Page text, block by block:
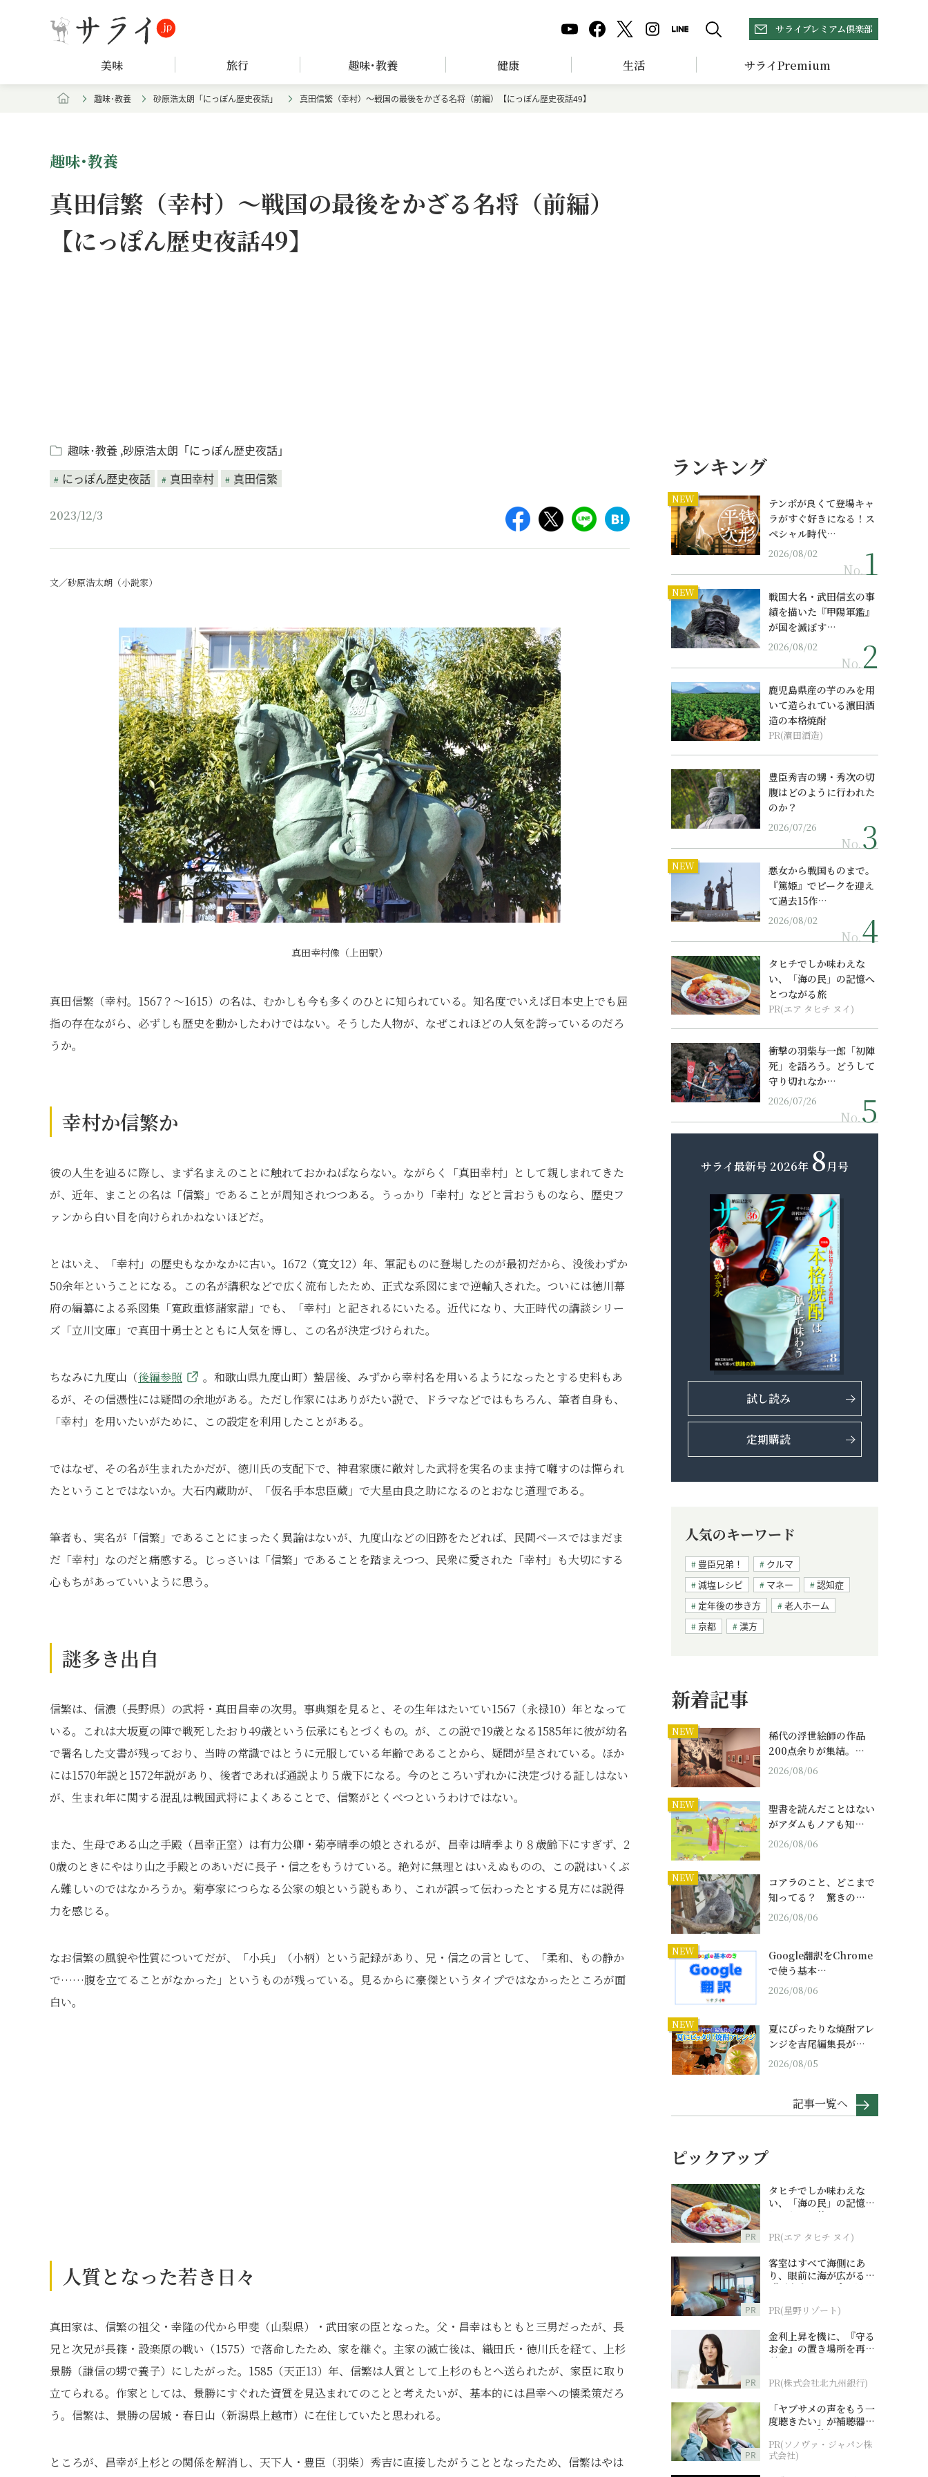
サライプレミアム倶楽部
美味 旅行 趣味･教養 健康 生活 サライPremium
趣味･教養 砂原浩太朗「にっぽん歴史夜話」 真田信繁（幸村）～戦国の最後をかざる名将（前編）【にっぽん歴史夜話49】
趣味･教養
真田信繁（幸村）～戦国の最後をかざる名将（前編）
【にっぽん歴史夜話49】
趣味･教養 砂原浩太朗「にっぽん歴史夜話」
にっぽん歴史夜話
真田幸村 真田信繁
2023/12/3
文／砂原浩太朗（小説家）
真田幸村像（上田駅）
真田信繁（幸村。1567？～1615）の名は、むかしも今も多くのひとに知られている。知名度でいえば日本史上でも屈
指の存在ながら、必ずしも歴史を動かしたわけではない。そうした人物が、なぜこれほどの人気を誇っているのだろ
うか。
幸村か信繁か
彼の人生を辿るに際し、まず名まえのことに触れておかねばならない。ながらく「真田幸村」として親しまれてきた
が、近年、まことの名は「信繁」であることが周知されつつある。うっかり「幸村」などと言おうものなら、歴史フ
ァンから白い目を向けられかねないほどだ。
とはいえ、「幸村」の歴史もなかなかに古い。1672（寛文12）年、軍記ものに登場したのが最初だから、没後わずか
50余年ということになる。この名が講釈などで広く流布したため、正式な系図にまで逆輸入された。ついには徳川幕
府の編纂による系図集「寛政重修諸家譜」でも、「幸村」と記されるにいたる。近代になり、大正時代の講談シリー
ズ「立川文庫」で真田十勇士とともに人気を博し、この名が決定づけられた。
ちなみに九度山（後編参照
。和歌山県九度山町）蟄居後、みずから幸村名を用いるようになったとする史料もあ
るが、その信憑性には疑問の余地がある。ただし作家にはありがたい説で、ドラマなどではもちろん、筆者自身も、
「幸村」を用いたいがために、この設定を利用したことがある。
ではなぜ、その名が生まれたかだが、徳川氏の支配下で、神君家康に敵対した武将を実名のまま持て囃すのは憚られ
たということではないか。大石内蔵助が、「仮名手本忠臣蔵」で大星由良之助になるのとおなじ道理である。
筆者も、実名が「信繁」であることにまったく異論はないが、九度山などの旧跡をたどれば、民間ベースではまだま
だ「幸村」なのだと痛感する。じっさいは「信繁」であることを踏まえつつ、民衆に愛された「幸村」も大切にする
心もちがあっていいように思う。
謎多き出自
信繁は、信濃（長野県）の武将・真田昌幸の次男。事典類を見ると、その生年はたいてい1567（永禄10）年となって
いる。これは大坂夏の陣で戦死したおり49歳という伝承にもとづくもの。が、この説で19歳となる1585年に彼が幼名
で署名した文書が残っており、当時の常識ではとうに元服している年齢であることから、疑問が呈されている。ほか
には1570年説と1572年説があり、後者であれば通説より５歳下になる。今のところいずれかに決定づける証しはない
が、生まれ年に関する混乱は戦国武将によくあることで、信繁がとくべつというわけではない。
また、生母である山之手殿（昌幸正室）は有力公卿・菊亭晴季の娘とされるが、昌幸は晴季より８歳齢下にすぎず、2
0歳のときにやはり山之手殿とのあいだに長子・信之をもうけている。絶対に無理とはいえぬものの、この説はいくぶ
ん難しいのではなかろうか。菊亭家につらなる公家の娘という説もあり、これが誤って伝わったとする見方には説得
力を感じる。
なお信繁の風貌や性質についてだが、「小兵」（小柄）という記録があり、兄・信之の言として、「柔和、もの静か
で……腹を立てることがなかった」というものが残っている。見るからに豪傑というタイプではなかったところが面
白い。
人質となった若き日々
真田家は、信繁の祖父・幸隆の代から甲斐（山梨県）・武田家の臣となった。父・昌幸はもともと三男だったが、長
兄と次兄が長篠・設楽原の戦い（1575）で落命したため、家を継ぐ。主家の滅亡後は、織田氏・徳川氏を経て、上杉
景勝（謙信の甥で養子）にしたがった。1585（天正13）年、信繁は人質として上杉のもとへ送られたが、家臣に取り
立てられる。作家としては、景勝にすぐれた資質を見込まれてのことと考えたいが、基本的には昌幸への懐柔策だろ
う。信繁は、景勝の居城・春日山（新潟県上越市）に在住していたと思われる。
ところが、昌幸が上杉との関係を解消し、天下人・豊臣（羽柴）秀吉に直接したがうこととなったため、信繁はやは
ランキング
NEW
テンポが良くて登場キャ
ラがすぐ好きになる！ス
ペシャル時代…
2026/08/02
No.
NEW
戦国大名・武田信玄の事
績を描いた『甲陽軍鑑』
が国を滅ぼす…
2026/08/02
No.
鹿児島県産の芋のみを用
いて造られている濵田酒
造の本格焼酎
PR(濵田酒造)
豊臣秀吉の甥・秀次の切
腹はどのように行われた
のか？
2026/07/26
No.
NEW
悪女から戦国ものまで。
『篤姫』でピークを迎え
て過去15作…
2026/08/02
No.
タヒチでしか味わえな
い、「海の民」の記憶へ
とつながる旅
PR(エア タヒチ ヌイ)
衝撃の羽柴与一郎「初陣
死」を語ろう。どうして
守り切れなか…
2026/07/26
No.
サライ最新号 2026年 8月号
試し読み
定期購読
人気のキーワード
豊臣兄弟！
クルマ
減塩レシピ
マネー
認知症
定年後の歩き方
老人ホーム
京都
漢方
新着記事
NEW
稀代の浮世絵師の作品
200点余りが集結。…
2026/08/06
NEW
聖書を読んだことはない
がアダムもノアも知…
2026/08/06
NEW
コアラのこと、どこまで
知ってる？ 驚きの…
2026/08/06
NEW
Google翻訳をChrome
で使う基本…
2026/08/06
NEW
夏にぴったりな焼酎アレ
ンジを吉尾編集長が…
2026/08/05
記事一覧へ
ピックアップ
PR
タヒチでしか味わえな
い、「海の民」の記憶へ
とつながる旅
PR(エア タヒチ ヌイ)
PR
客室はすべて海側にあ
り、眼前に海が広がる
『西表島ホテル by 星野
PR(星野リゾート)
PR
金利上昇を機に、『守る
お金』の置き場所を再検
討
PR(株式会社北九州銀行)
PR
「ヤブサメの声をもう一
度聴きたい」が補聴器チ
ャレンジの後押しに
PR(ソノヴァ・ジャパン株
式会社)